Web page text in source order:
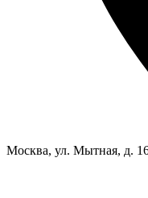
Москва, ул. Мытная, д.